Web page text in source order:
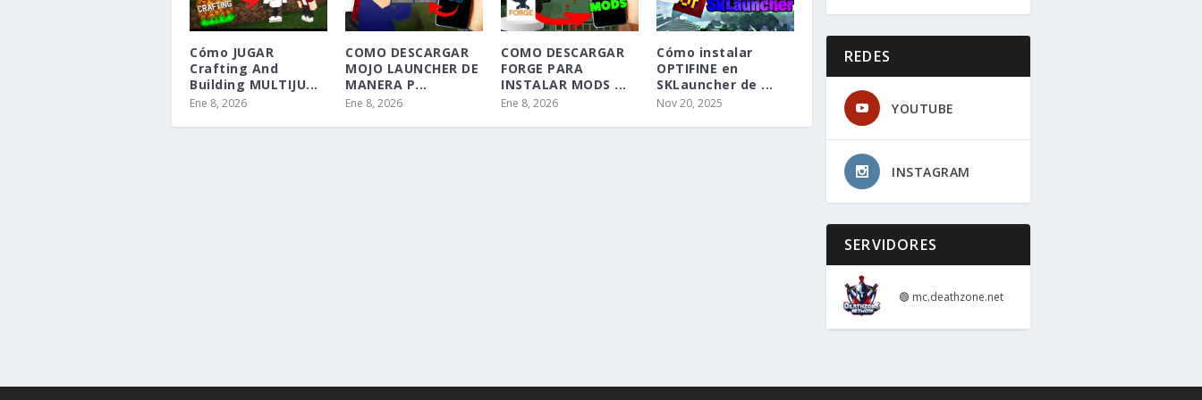
Cómo JUGAR
Crafting And
Building MULTIJU...
Ene 8, 2026
COMO DESCARGAR
MOJO LAUNCHER DE
MANERA P...
Ene 8, 2026
COMO DESCARGAR
FORGE PARA
INSTALAR MODS ...
Ene 8, 2026
Cómo instalar
OPTIFINE en
SKLauncher de ...
Nov 20, 2025
REDES
YOUTUBE
INSTAGRAM
SERVIDORES
🟢 mc.deathzone.net